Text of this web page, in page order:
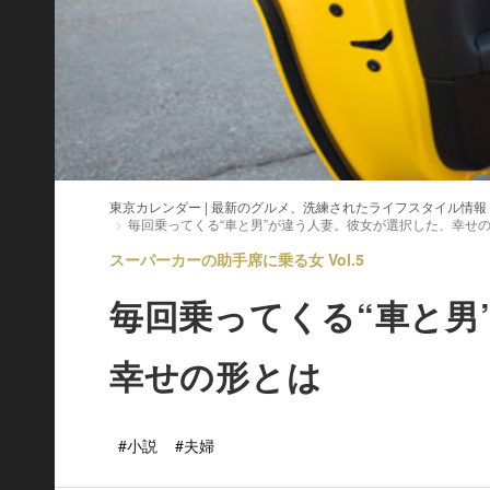
東京カレンダー | 最新のグルメ、洗練されたライフスタイル情報
毎回乗ってくる“車と男”が違う人妻。彼女が選択した、幸せ
スーパーカーの助手席に乗る女 Vol.5
毎回乗ってくる“車と
幸せの形とは
#小説 #夫婦